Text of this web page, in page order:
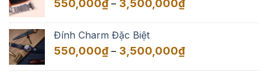
550,000₫ – 3,500,000₫
đến
Đính Charm Đặc Biệt
550,000₫ – 3,500,000₫Khoảng